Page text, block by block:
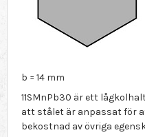
b = 14 mm
11SMnPb30 är ett
att stålet är anpassat för
bekostnad av övriga